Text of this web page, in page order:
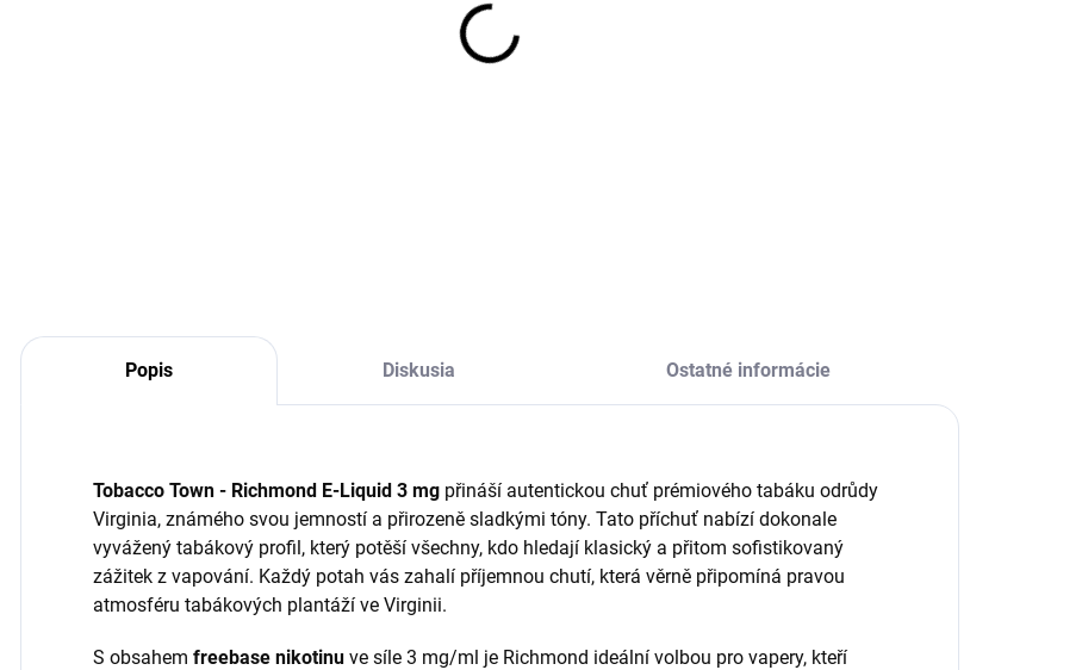
DETAILNÉ INFORMÁCIE
Popis Diskusia Ostatné informácie
Tobacco Town - Richmond E-Liquid 3 mg přináší autentickou chuť prémiového tabáku odrůdy
Virginia, známého svou jemností a přirozeně sladkými tóny. Tato příchuť nabízí dokonale
vyvážený tabákový profil, který potěší všechny, kdo hledají klasický a přitom sofistikovaný
zážitek z vapování. Každý potah vás zahalí příjemnou chutí, která věrně připomíná pravou
atmosféru tabákových plantáží ve Virginii.
S obsahem freebase nikotinu ve síle 3 mg/ml je Richmond ideální volbou pro vapery, kteří